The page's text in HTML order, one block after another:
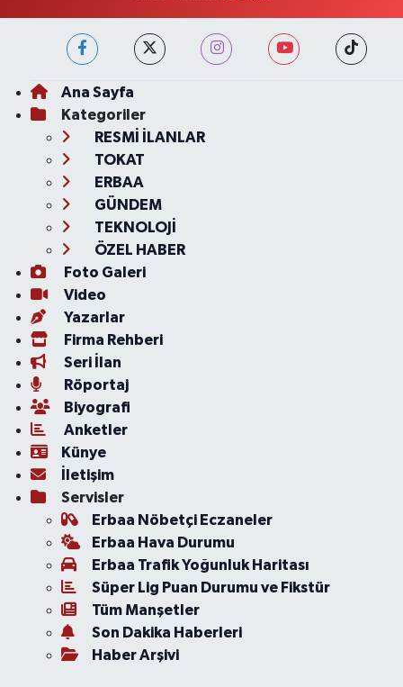
Ana Sayfa
Kategoriler
RESMİ İLANLAR
TOKAT
ERBAA
GÜNDEM
TEKNOLOJİ
ÖZEL HABER
Foto Galeri
Video
Yazarlar
Firma Rehberi
Seri İlan
Röportaj
Biyografi
Anketler
Künye
İletişim
Servisler
Erbaa Nöbetçi Eczaneler
Erbaa Hava Durumu
Erbaa Trafik Yoğunluk Haritası
Süper Lig Puan Durumu ve Fikstür
Tüm Manşetler
Son Dakika Haberleri
Haber Arşivi